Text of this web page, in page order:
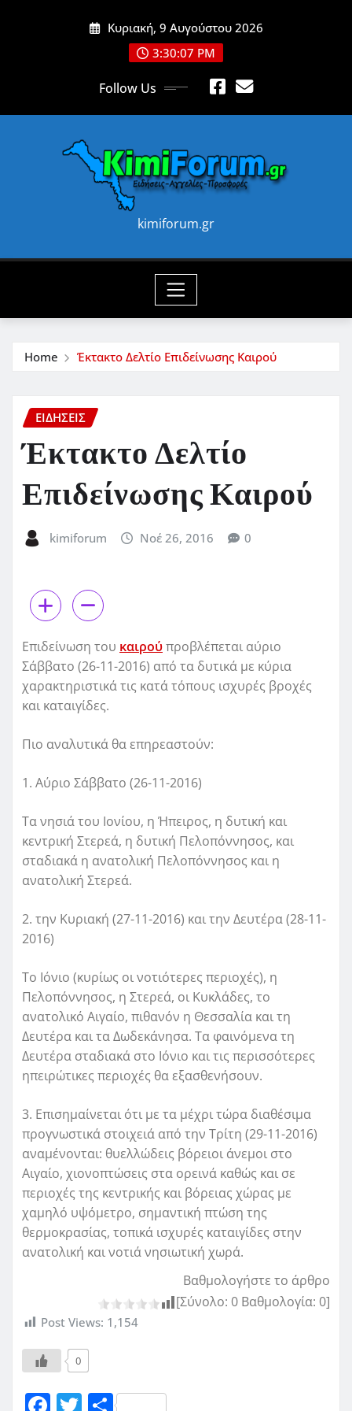
Κυριακή, 9 Αυγούστου 2026
3:30:09 PM
Follow Us
kimiforum.gr
Home Έκτακτο Δελτίο Επιδείνωσης Καιρού
ΕΙΔΗΣΕΙΣ
Έκτακτο Δελτίο
Επιδείνωσης Καιρού
kimiforum Νοέ 26, 2016 0
Επιδείνωση του καιρούπροβλέπεται αύριο
Σάββατο (26-11-2016) από τα δυτικά με κύρια
χαρακτηριστικά τις κατά τόπους ισχυρές βροχές
και καταιγίδες.
Πιο αναλυτικά θα επηρεαστούν:
1. Αύριο Σάββατο (26-11-2016)
Τα νησιά του Ιονίου, η Ήπειρος, η δυτική και
κεντρική Στερεά, η δυτική Πελοπόννησος, και
σταδιακά η ανατολική Πελοπόννησος και η
ανατολική Στερεά.
2. την Κυριακή (27-11-2016) και την Δευτέρα (28-11-
2016)
Το Ιόνιο (κυρίως οι νοτιότερες περιοχές), η
Πελοπόννησος, η Στερεά, οι Κυκλάδες, το
ανατολικό Αιγαίο, πιθανόν η Θεσσαλία και τη
Δευτέρα και τα Δωδεκάνησα. Τα φαινόμενα τη
Δευτέρα σταδιακά στο Ιόνιο και τις περισσότερες
ηπειρώτικες περιοχές θα εξασθενήσουν.
3. Επισημαίνεται ότι με τα μέχρι τώρα διαθέσιμα
προγνωστικά στοιχειά από την Τρίτη (29-11-2016)
αναμένονται: θυελλώδεις βόρειοι άνεμοι στο
Αιγαίο, χιονοπτώσεις στα ορεινά καθώς και σε
περιοχές της κεντρικής και βόρειας χώρας με
χαμηλό υψόμετρο, σημαντική πτώση της
θερμοκρασίας, τοπικά ισχυρές καταιγίδες στην
ανατολική και νοτιά νησιωτική χωρά.
Βαθμολογήστε το άρθρο
[Σύνολο: 0 Βαθμολογία: 0]
Post Views: 1,154
0